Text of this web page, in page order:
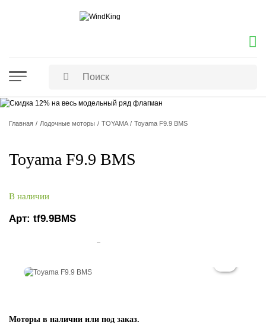
Главная Лодочные моторы TOYAMA Toyama F9.9 BMS
Toyama F9.9 BMS
В наличии
Арт: tf9.9BMS
Моторы в наличии или под заказ.